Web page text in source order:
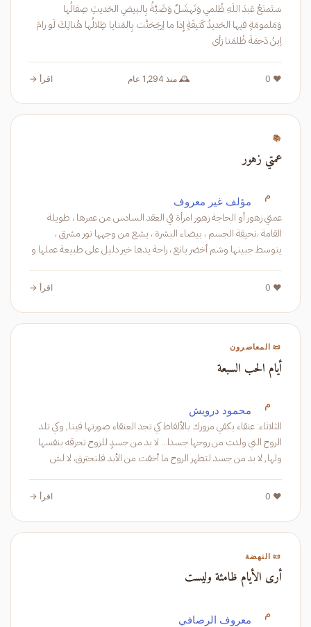
سَتَمنَعُ عَبدَ اللَهِ ظُلمي وَنَهشَلٌ وَضَبَّةُ بِالبيضِ الحَديثِ صِقالُها
وَمَلمومَةٍ فيها الحَديدُ كَثيفَةٍ إِذا ما اِرجَحَنَّت بِالمَنايا ظِلالُها هُنالِكَ لَو رامَ
اِبنُ دَحمَةَ ظُلمَنا رَأى
❤️ 0 🕰️ منذ 1,294 عام اقرأ →
📚
عمتي زهور
م مؤلف غير معروف
عمتي زهور أو الحاجة زهور امرأة في العقد السادس من عمرها ، طويلة
القامة ،نحيفة الجسم ، بيضاء البشرة ، يشع من وجهها نور مشرق ،
يتوسط جبينها وشم أخضر يانع ، راحة يدها خير دليل على طبيعة عملها و
❤️ 0 اقرأ →
📜 المعاصرون
أيام الحب السبعة
م محمود درويش
الثلاثاء: عنقاء يكفي مرورك بالألفاظ كي تجد العنقاء صورتها فينا, وكي تلد
الروح التي ولدت من روحها جسدا... لا بد من جسدٍ للروح تحرقه بنفسها
ولها, لا بد من جسد لتظهر الروح ما أخفت من الأبد فلنحترق، لا لش
❤️ 0 اقرأ →
📜 النهضة
أرى الأيام ظامئة وليست
م معروف الرصافي